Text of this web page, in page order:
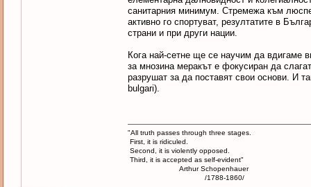
санитарния минимум. Стремежа към
активно го спортуват, резултатите в
страни и при други нации.
Кога най-сетне ще се научим да вдигаме
за мнозина меракът е фокусиран да
разрушат за да поставят свои основи. И
bulgari).
"All truth passes through three stages.
First, it is ridiculed.
Second, it is violently opposed.
Third, it is accepted as self-evident"
Arthur Schopenhauer
/1788-1860/